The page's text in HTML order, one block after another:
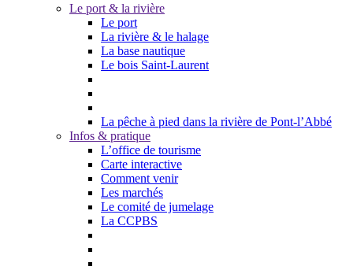
Le port & la rivière
Le port
La rivière & le halage
La base nautique
Le bois Saint-Laurent
La pêche à pied dans la rivière de Pont-l’Abbé
Infos & pratique
L’office de tourisme
Carte interactive
Comment venir
Les marchés
Le comité de jumelage
La CCPBS